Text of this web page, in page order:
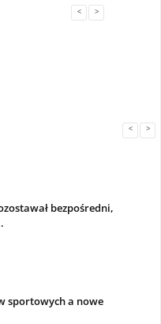
< >
< >
bezpośredni,
sportowych a nowe